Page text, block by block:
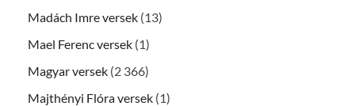
Madách Imre versek (13)
Mael Ferenc versek (1)
Magyar versek (2 366)
Majthényi Flóra versek (1)